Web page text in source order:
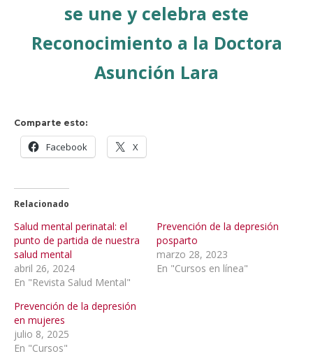
se une y celebra este
Reconocimiento a la Doctora
Asunción Lara
Comparte esto:
Facebook X
Relacionado
Salud mental perinatal: el
punto de partida de nuestra
salud mental
abril 26, 2024
En "Revista Salud Mental"
Prevención de la depresión
posparto
marzo 28, 2023
En "Cursos en línea"
Prevención de la depresión
en mujeres
julio 8, 2025
En "Cursos"